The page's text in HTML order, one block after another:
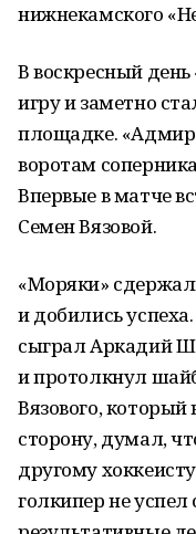
нижнекамского
В воскресный
игру и заметно
площадке.
воротам
Впервые в матче
Семен Вязовой.
«Моряки»
и добились
сыграл Аркадий
и протолкнул
Вязового,
сторону, думал,
другому
голкипер не успел